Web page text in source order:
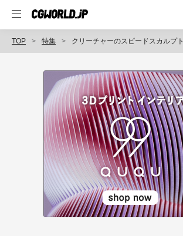
TOP 特集 クリーチャーのスピードスカルプト